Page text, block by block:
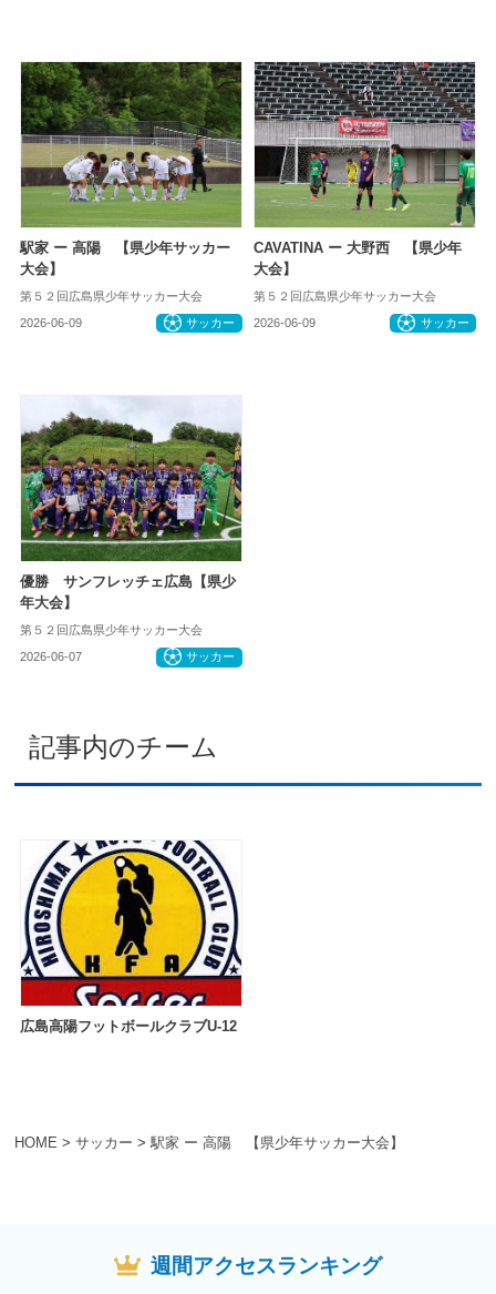
HOME > サッカー > 駅家 ー 高陽 【県少年サッカー大会】
駅家 ー 高陽 【県少年サッカー
大会】
第５２回広島県少年サッカー大会
2026-06-09 サッカー
CAVATINA ー 大野西 【県少年
大会】
第５２回広島県少年サッカー大会
2026-06-09 サッカー
優勝 サンフレッチェ広島【県少
年大会】
第５２回広島県少年サッカー大会
2026-06-07 サッカー
記事内のチーム
広島高陽フットボールクラブU-12
週間アクセスランキング